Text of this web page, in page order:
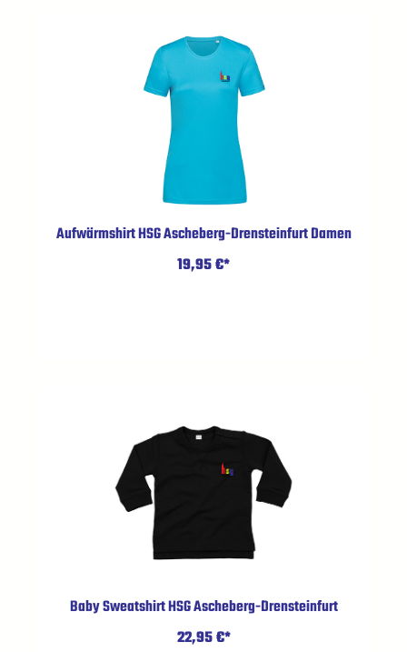
Aufwärmshirt HSG Ascheberg-Drensteinfurt Damen
19,95 €*
Baby Sweatshirt HSG Ascheberg-Drensteinfurt
22,95 €*